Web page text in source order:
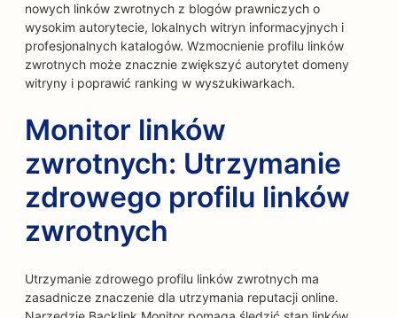
nowych linków zwrotnych z blogów prawniczych o
wysokim autorytecie, lokalnych witryn informacyjnych i
profesjonalnych katalogów. Wzmocnienie profilu linków
zwrotnych może znacznie zwiększyć autorytet domeny
witryny i poprawić ranking w wyszukiwarkach.
Monitor linków
zwrotnych: Utrzymanie
zdrowego profilu linków
zwrotnych
Utrzymanie zdrowego profilu linków zwrotnych ma
zasadnicze znaczenie dla utrzymania reputacji online.